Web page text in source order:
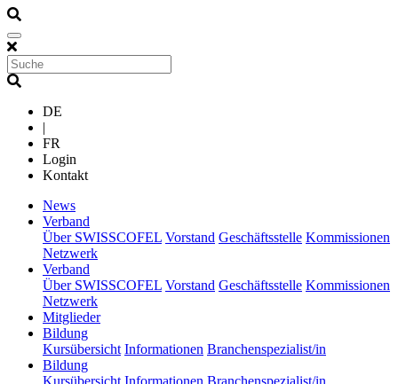
DE
|
FR
Login
Kontakt
News(current)
Verband
Über SWISSCOFEL Vorstand Geschäftsstelle Kommissionen
Netzwerk
Verband
Über SWISSCOFEL Vorstand Geschäftsstelle Kommissionen
Netzwerk
Mitglieder(current)
Bildung(current)
Kursübersicht Informationen Branchenspezialist/in
Bildung(current)
Kursübersicht Informationen Branchenspezialist/in